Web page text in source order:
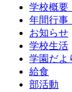
学校概要
年間行事
お知らせ
学校生活
学園だよ
給食
部活動